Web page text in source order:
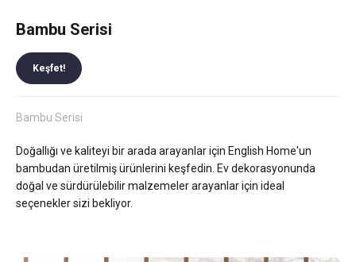
Bambu Serisi
Keşfet!
Bambu Serisi
Doğallığı ve kaliteyi bir arada arayanlar için English Home'un
bambudan üretilmiş ürünlerini keşfedin. Ev dekorasyonunda
doğal ve sürdürülebilir malzemeler arayanlar için ideal
seçenekler sizi bekliyor.